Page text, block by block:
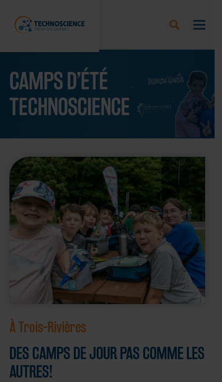
CAMPS D’ÉTÉ
TECHNOSCIENCE
À Trois-Rivières
DES CAMPS DE JOUR PAS COMME LES
AUTRES!